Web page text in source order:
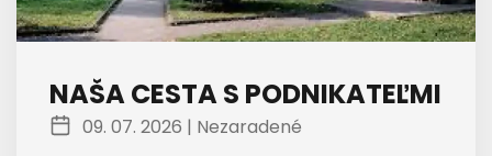
NAŠA CESTA S PODNIKATEĽMI
09. 07. 2026 | Nezaradené